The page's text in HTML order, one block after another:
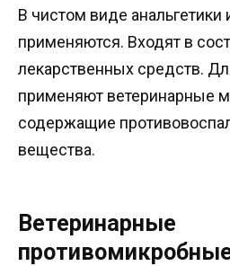
В чистом виде анальгетики
применяются. Входят в
лекарственных средств.
применяют ветеринарные
содержащие
вещества.
Ветеринарные